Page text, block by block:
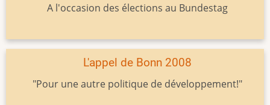
A l'occasion des élections au Bundestag
L'appel de Bonn 2008
"Pour une autre politique de développement!"